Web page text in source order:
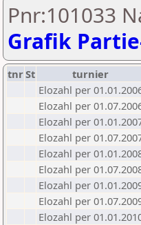
Pnr:101033
Grafik
tnrSt turnier
Elozahl per
Elozahl per
Elozahl per
Elozahl per
Elozahl per
Elozahl per
Elozahl per
Elozahl per
Elozahl per